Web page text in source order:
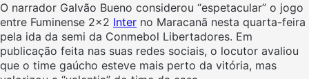
O narrador Galvão Bueno considerou “espetacular” o jogo
entre Fuminense 2×2 Inter no Maracanã nesta quarta-feira
pela ida da semi da Conmebol Libertadores. Em
publicação feita nas suas redes sociais, o locutor avaliou
que o time gaúcho esteve mais perto da vitória, mas